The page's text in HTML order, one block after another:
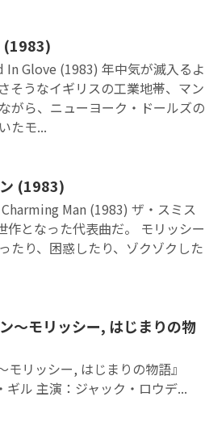
(1983)
In Glove (1983) 年中気が滅入るよ
そうなイギリスの工業地帯、マン
がら、ニューヨーク・ドールズの
たモ...
(1983)
Man (1983) ザ・スミス
となった代表曲だ。 モリッシー
たり、困惑したり、ゾクゾクした
～モリッシー, はじまりの物
モリッシー, はじまりの物語』
ル 主演：ジャック・ロウデ...